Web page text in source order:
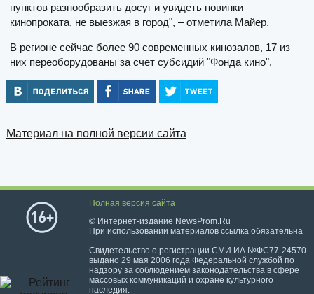
пунктов разнообразить досуг и увидеть новинки
кинопроката, не выезжая в город", – отметила Майер.
В регионе сейчас более 90 современных кинозалов, 17 из
них переоборудованы за счет субсидий "Фонда кино".
Материал на полной версии сайта
Полная версия сайта
© Интернет-издание NewsProm.Ru
При использовании материалов ссылка обязательна
Свидетельство о регистрации СМИ ИА №ФС77-24570
выдано 29 мая 2006 года Федеральной службой по
надзору за соблюдением законодательства в сфере
массовых коммуникаций и охране культурного
наследия.